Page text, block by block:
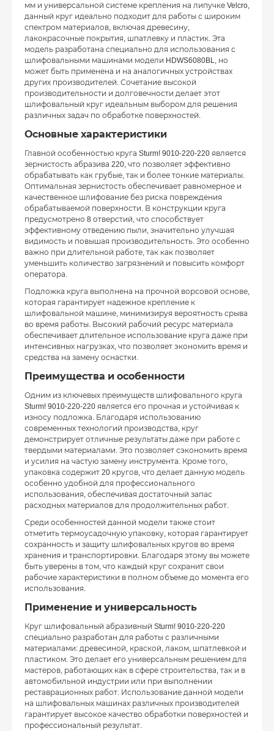
мм и универсальной системе крепления на липучке Velcro,
данный круг идеально подходит для работы с широким
спектром материалов, включая древесину,
лакокрасочные покрытия, шпатлевку и пластик. Эта
модель разработана специально для использования с
шлифовальными машинами модели HDWS6080BL, но
может быть применена и на аналогичных устройствах
других производителей. Сочетание высокой
производительности и долговечности делает этот
шлифовальный круг идеальным выбором для решения
различных задач по обработке поверхностей.
Основные характеристики
Главной особенностью круга Sturm! 9010-220-220 является
зернистость абразива 220, что позволяет эффективно
обрабатывать как грубые, так и более тонкие материалы.
Оптимальная зернистость обеспечивает равномерное и
качественное шлифование без риска повреждения
обрабатываемой поверхности. В конструкции круга
предусмотрено 8 отверстий, что способствует
эффективному отведению пыли, значительно улучшая
видимость и повышая производительность. Это особенно
важно при длительной работе, так как позволяет
уменьшить количество загрязнений и повысить комфорт
оператора.
Подложка круга выполнена на прочной ворсовой основе,
которая гарантирует надежное крепление к
шлифовальной машине, минимизируя вероятность срыва
во время работы. Высокий рабочий ресурс материала
обеспечивает длительное использование круга даже при
интенсивных нагрузках, что позволяет экономить время и
средства на замену оснастки.
Преимущества и особенности
Одним из ключевых преимуществ шлифовального круга
Sturm! 9010-220-220 является его прочная и устойчивая к
износу подложка. Благодаря использованию
современных технологий производства, круг
демонстрирует отличные результаты даже при работе с
твердыми материалами. Это позволяет сэкономить время
и усилия на частую замену инструмента. Кроме того,
упаковка содержит 20 кругов, что делает данную модель
особенно удобной для профессионального
использования, обеспечивая достаточный запас
расходных материалов для продолжительных работ.
Среди особенностей данной модели также стоит
отметить термоусадочную упаковку, которая гарантирует
сохранность и защиту шлифовальных кругов во время
хранения и транспортировки. Благодаря этому вы можете
быть уверены в том, что каждый круг сохранит свои
рабочие характеристики в полном объеме до момента его
использования.
Применение и универсальность
Круг шлифовальный абразивный Sturm! 9010-220-220
специально разработан для работы с различными
материалами: древесиной, краской, лаком, шпатлевкой и
пластиком. Это делает его универсальным решением для
мастеров, работающих как в сфере строительства, так и в
автомобильной индустрии или при выполнении
реставрационных работ. Использование данной модели
на шлифовальных машинах различных производителей
гарантирует высокое качество обработки поверхностей и
профессиональный результат.